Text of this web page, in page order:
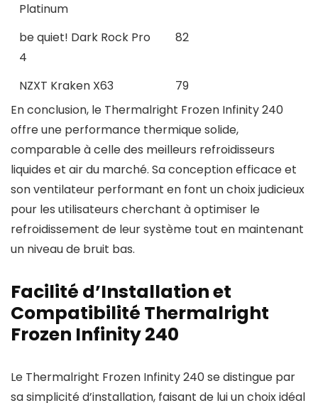
Platinum
be quiet! Dark Rock Pro
4
82
NZXT Kraken X63
79
En conclusion, le Thermalright Frozen Infinity 240
offre une performance thermique solide,
comparable à celle des meilleurs refroidisseurs
liquides et air du marché. Sa conception efficace et
son ventilateur performant en font un choix judicieux
pour les utilisateurs cherchant à optimiser le
refroidissement de leur système tout en maintenant
un niveau de bruit bas.
Facilité d’Installation et
Compatibilité Thermalright
Frozen Infinity 240
Le Thermalright Frozen Infinity 240 se distingue par
sa simplicité d’installation, faisant de lui un choix idéal